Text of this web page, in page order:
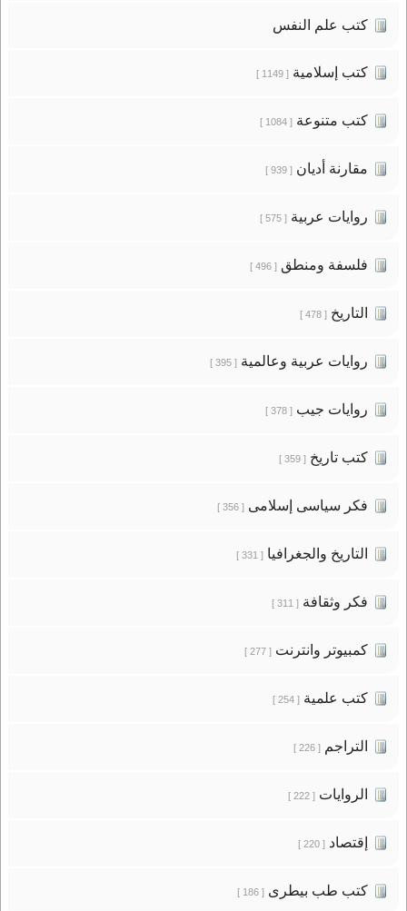
كتب علم النفس
كتب إسلامية[ 1149 ]
كتب متنوعة[ 1084 ]
مقارنة أديان[ 939 ]
روايات عربية[ 575 ]
فلسفة ومنطق[ 496 ]
التاريخ[ 478 ]
روايات عربية وعالمية[ 395 ]
روايات جيب[ 378 ]
كتب تاريخ[ 359 ]
فكر سياسى إسلامى[ 356 ]
التاريخ والجغرافيا[ 331 ]
فكر وثقافة[ 311 ]
كمبيوتر وانترنت[ 277 ]
كتب علمية[ 254 ]
التراجم[ 226 ]
الروايات[ 222 ]
إقتصاد[ 220 ]
كتب طب بيطرى[ 186 ]